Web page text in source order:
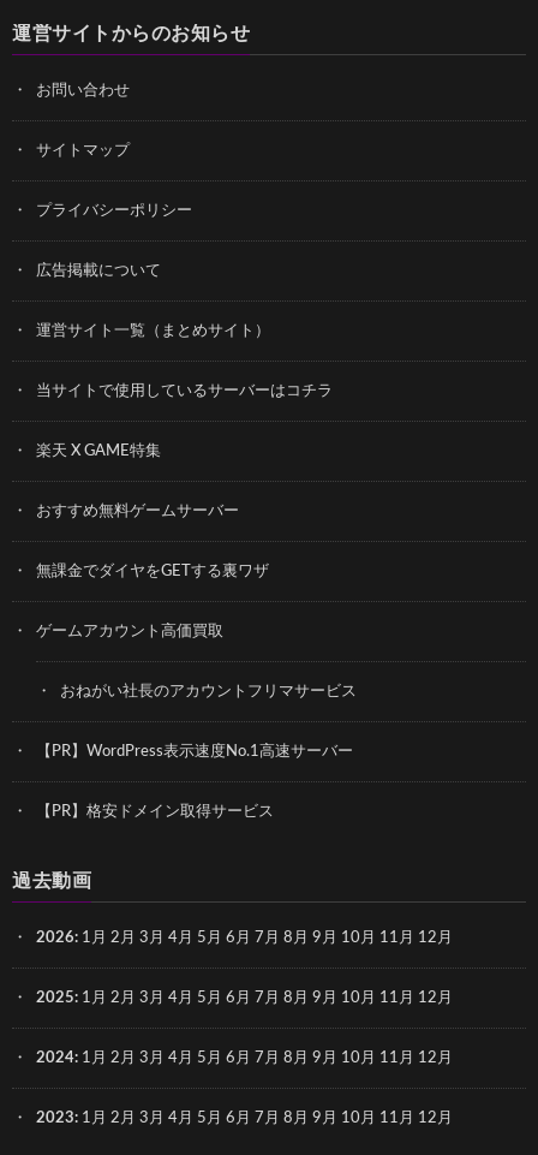
運営サイトからのお知らせ
お問い合わせ
サイトマップ
プライバシーポリシー
広告掲載について
運営サイト一覧（まとめサイト）
当サイトで使用しているサーバーはコチラ
楽天 X GAME特集
おすすめ無料ゲームサーバー
無課金でダイヤをGETする裏ワザ
ゲームアカウント高価買取
おねがい社長のアカウントフリマサービス
【PR】WordPress表示速度No.1高速サーバー
【PR】格安ドメイン取得サービス
過去動画
2026: 1月 2月 3月 4月 5月 6月 7月 8月 9月 10月 11月 12月
2025: 1月 2月 3月 4月 5月 6月 7月 8月 9月 10月 11月 12月
2024: 1月 2月 3月 4月 5月 6月 7月 8月 9月 10月 11月 12月
2023: 1月 2月 3月 4月 5月 6月 7月 8月 9月 10月 11月 12月